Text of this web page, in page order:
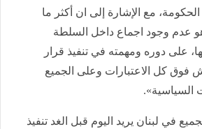
مع الإشارة إلى ان أكثر ما
هو عدم وجود اجماع داخل السلطة
بها، على دوره ومهمته في تنفيذ قرار
فوق كل الاعتبارات وعلى الجميع
السياسية».
في لبنان يريد اليوم قبل الغد تنفيذ